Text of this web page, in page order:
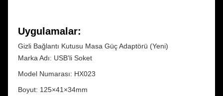
Uygulamalar:
Gizli Bağlantı Kutusu Masa Güç Adaptörü (Yeni)
Marka Adı: USB'li Soket
Model Numarası: HX023
Boyut: 125×41×34mm